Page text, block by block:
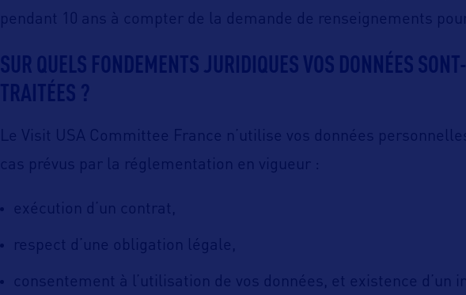
pendant 10 ans à compter de la demande de renseignements
SUR QUELS FONDEMENTS JURIDIQUES VOS DONNÉES
TRAITÉES ?
Le Visit USA Committee France n’utilise vos données
cas prévus par la réglementation en vigueur :
exécution d’un contrat,
respect d’une obligation légale,
consentement à l’utilisation de vos données, et existence d’un